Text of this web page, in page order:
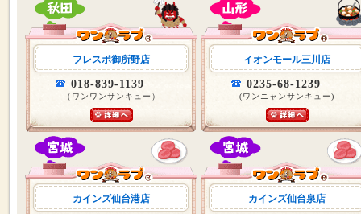
フレスポ御所野店
018-839-1139
（ワンワンサンキュー）
イオンモール三川店
0235-68-1239
(ワンニャンサンキュー)
カインズ仙台港店 カインズ仙台泉店